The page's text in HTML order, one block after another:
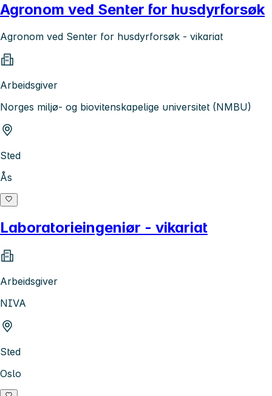
Agronom ved Senter for husdyrforsøk
Agronom ved Senter for husdyrforsøk - vikariat
Arbeidsgiver
Norges miljø- og biovitenskapelige universitet (NMBU)
Sted
Ås
Laboratorieingeniør - vikariat
Arbeidsgiver
NIVA
Sted
Oslo